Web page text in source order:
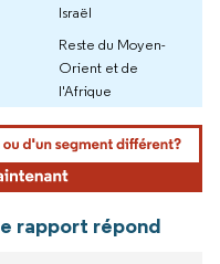
Israël
Reste du Moyen-
Orient et de
l'Afrique
rapport répond